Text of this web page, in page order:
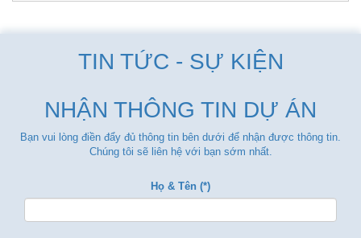
TIN TỨC - SỰ KIỆN
NHẬN THÔNG TIN DỰ ÁN
Bạn vui lòng điền đẩy đủ thông tin bên dưới để nhận được thông tin.
Chúng tôi sẽ liên hệ với bạn sớm nhất.
Họ & Tên (*)